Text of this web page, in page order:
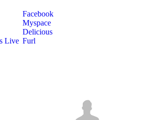
Facebook
Myspace
Delicious
Live Furl